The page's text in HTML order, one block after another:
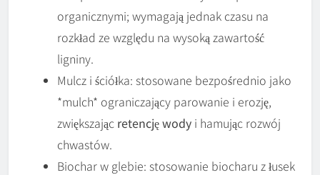
organicznymi; wymagają jednak czasu na
rozkład ze względu na wysoką zawartość
ligniny.
Mulcz i ściółka: stosowane bezpośrednio jako
*mulch* ograniczający parowanie i erozję,
zwiększając retencję wody i hamując rozwój
chwastów.
Biochar w glebie: stosowanie biocharu z łusek